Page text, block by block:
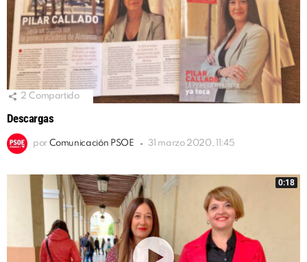
2 Compartido
Descargas
por Comunicación PSOE 31 marzo 2020, 11:45
0:18